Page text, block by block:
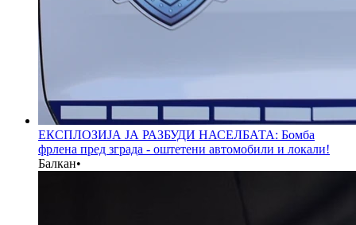
ЕКСПЛОЗИЈА ЈА РАЗБУДИ НАСЕЛБАТА: Бомба
фрлена пред зграда - оштетени автомобили и локали!
Балкан•